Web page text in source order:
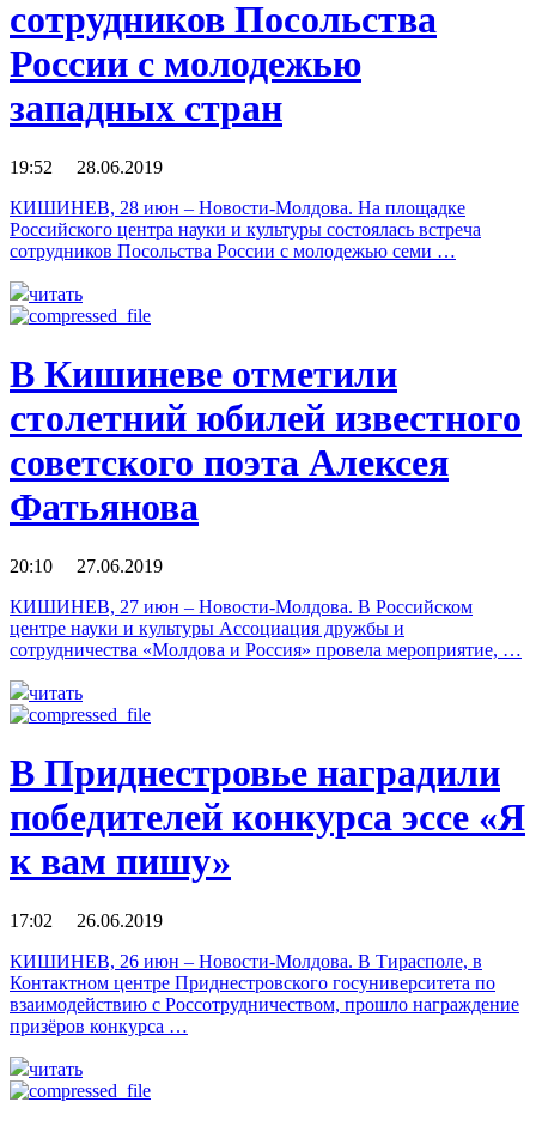
сотрудников Посольства
России с молодежью
западных стран
19:52 28.06.2019
КИШИНЕВ, 28 июн – Новости-Молдова. На площадке
Российского центра науки и культуры состоялась встреча
сотрудников Посольства России с молодежью семи …
читать
В Кишиневе отметили
столетний юбилей известного
советского поэта Алексея
Фатьянова
20:10 27.06.2019
КИШИНЕВ, 27 июн – Новости-Молдова. В Российском
центре науки и культуры Ассоциация дружбы и
сотрудничества «Молдова и Россия» провела мероприятие, …
читать
В Приднестровье наградили
победителей конкурса эссе «Я
к вам пишу»
17:02 26.06.2019
КИШИНЕВ, 26 июн – Новости-Молдова. В Тирасполе, в
Контактном центре Приднестровского госуниверситета по
взаимодействию с Россотрудничеством, прошло награждение
призёров конкурса …
читать